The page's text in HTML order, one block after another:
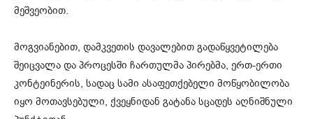
მეშვეობით.
მოგვიანებით, დამკვეთის დავალებით გადაწყვეტილება
შეიცვალა და პროცესში ჩართულმა პირებმა, ერთ-ერთი
კონტეინერის, სადაც სამი ასაფეთქებელი მოწყობილობა
იყო მოთავსებული, ქვეყნიდან გატანა სცადეს აღნიშნული